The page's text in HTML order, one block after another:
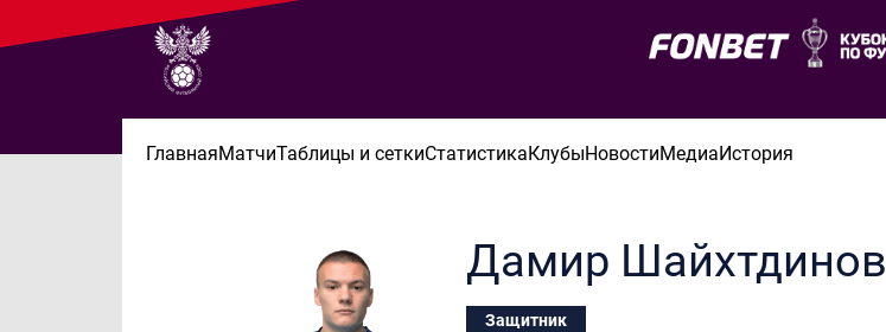
ГлавнаяМатчиТаблицы и сеткиСтатистикаКлубыНовостиМедиаИстория
Дамир Шайхтдинов
Защитник